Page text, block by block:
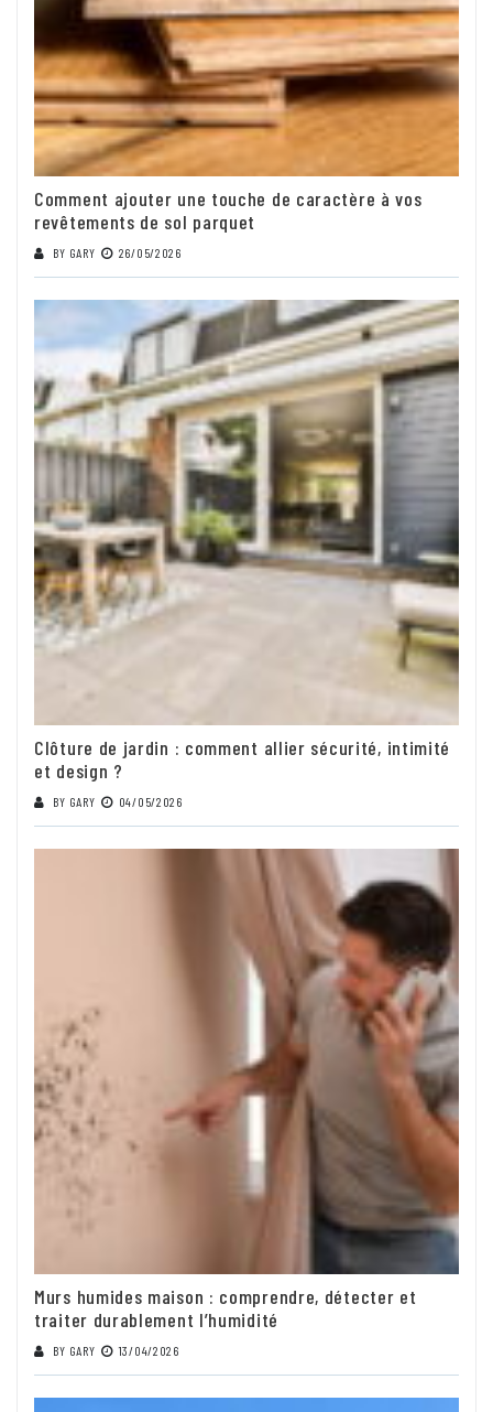
Comment ajouter une touche de caractère à vos
revêtements de sol parquet
BY GARY 26/05/2026
Clôture de jardin : comment allier sécurité, intimité
et design ?
BY GARY 04/05/2026
Murs humides maison : comprendre, détecter et
traiter durablement l’humidité
BY GARY 13/04/2026